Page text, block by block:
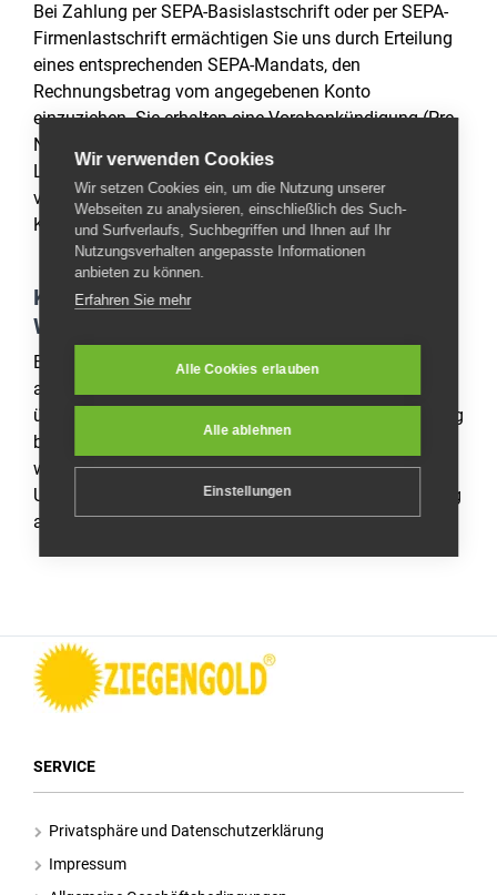
Bei Zahlung per SEPA-Basislastschrift oder per SEPA-
Firmenlastschrift ermächtigen Sie uns durch Erteilung
eines entsprechenden SEPA-Mandats, den
Rechnungsbetrag vom angegebenen Konto
einzuziehen. Sie erhalten eine Vorabankündigung (Pre-
Notification) mindestens 5 Tage vor dem Datum des
Lastschrifteinzugs. Beachten Sie bitte, dass Sie
verpflichtet sind für die ausreichende Deckung des
Kontos zum angekündigten Datum zu sorgen.
Kauf auf Rechnung für
Wiederverkäufer/Therapeuten
Bei der Ziegengold GmbH können Sie Ihre Bestellung
auch ganz bequem per Rechnung bezahlen und
überweisen nach Erhalt der Ware den Rechnungsbetrag
bequem auf unser Konto. Beachten Sie jedoch, dass
wir diese Zahlweise ausschließlich für
Unternehmenskunden und nur nach vorheriger Prüfung
anbieten können.
SERVICE
Privatsphäre und Datenschutzerklärung
Impressum
Wir verwenden Cookies
Wir setzen Cookies ein, um die Nutzung unserer
Webseiten zu analysieren, einschließlich des Such-
und Surfverlaufs, Suchbegriffen und Ihnen auf Ihr
Nutzungsverhalten angepasste Informationen
anbieten zu können.
Erfahren Sie mehr
Alle Cookies erlauben
Alle ablehnen
Einstellungen